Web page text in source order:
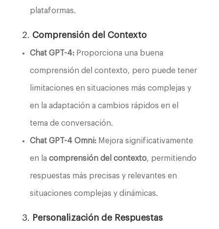
plataformas.
2. Comprensión del Contexto
Chat GPT-4:Proporciona una buena
comprensión del contexto, pero puede tener
limitaciones en situaciones más complejas y
en la adaptación a cambios rápidos en el
tema de conversación.
Chat GPT-4 Omni:Mejora significativamente
en la comprensión del contexto, permitiendo
respuestas más precisas y relevantes en
situaciones complejas y dinámicas.
3. Personalización de Respuestas